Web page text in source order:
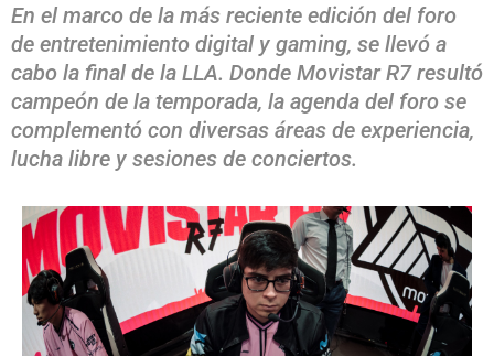
En el marco de la más reciente edición del foro
de entretenimiento digital y gaming, se llevó a
cabo la final de la LLA. Donde Movistar R7 resultó
campeón de la temporada, la agenda del foro se
complementó con diversas áreas de experiencia,
lucha libre y sesiones de conciertos.